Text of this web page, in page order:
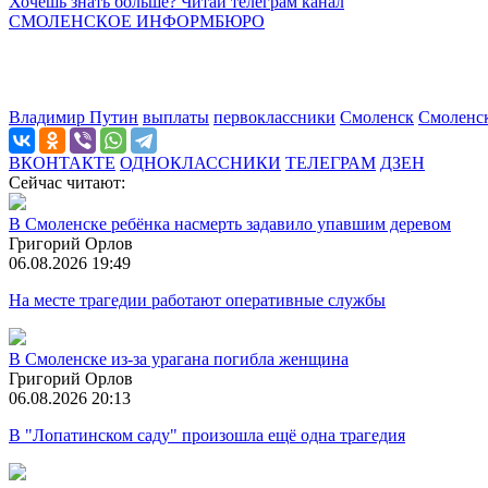
СМОЛЕНСКОЕ ИНФОРМБЮРО
Владимир Путин выплаты первоклассники Смоленск
ВКОНТАКТЕ ОДНОКЛАССНИКИ ТЕЛЕГРАМ ДЗЕН
Сейчас читают:
В Смоленске ребёнка насмерть задавило упавшим деревом
Григорий Орлов
06.08.2026 19:49
На месте трагедии работают оперативные службы
В Смоленске из-за урагана погибла женщина
Григорий Орлов
06.08.2026 20:13
В "Лопатинском саду" произошла ещё одна трагедия